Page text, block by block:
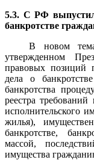
5.3. С РФ выпустил
банкротстве
В новом
утвержденном
правовых позиций
дела о
банкротства
реестра
исполнительского
жилья),
банкротстве,
массой,
имущества